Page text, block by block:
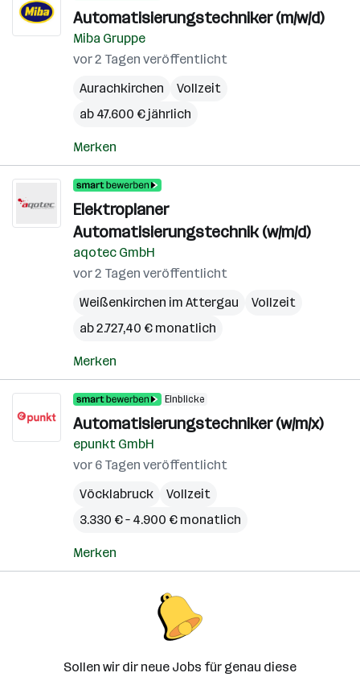
Automatisierungstechniker (m/w/d)
Miba Gruppe
vor 2 Tagen veröffentlicht
Aurachkirchen
Vollzeit
ab 47.600 € jährlich
Merken
Elektroplaner
Automatisierungstechnik (w/m/d)
aqotec GmbH
vor 2 Tagen veröffentlicht
Weißenkirchen im Attergau
Vollzeit
ab 2.727,40 € monatlich
Merken
Einblicke
Automatisierungstechniker (w/m/x)
epunkt GmbH
vor 6 Tagen veröffentlicht
Vöcklabruck
Vollzeit
3.330 € – 4.900 € monatlich
Merken
Sollen wir dir neue Jobs für genau diese